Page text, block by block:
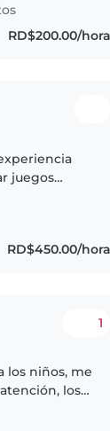
RD$200.00/hora
juegos
RD$450.00/hora
1
los niños, me
los